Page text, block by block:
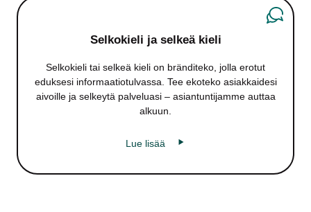
Selko­kieli ja selkeä kieli
Selkokieli tai selkeä kieli on bränditeko, jolla erotut
eduksesi informaatiotulvassa. Tee ekoteko asiakkaidesi
aivoille ja selkeytä palveluasi – asiantuntijamme auttaa
alkuun.
Lue lisää